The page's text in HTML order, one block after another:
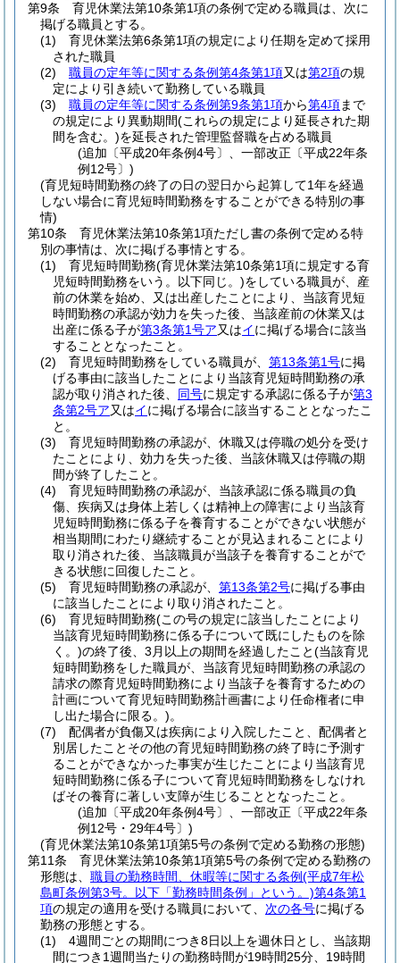
第9条
育児休業法第10条第1項の条例で定める職員は、次に
掲げる職員とする。
(1)
育児休業法第6条第1項の規定により任期を定めて採用
された職員
(2)
職員の定年等に関する条例第4条第1項又は第2項の規
定により引き続いて勤務している職員
(3)
職員の定年等に関する条例第9条第1項から第4項まで
の規定により異動期間(これらの規定により延長された期
間を含む。)を延長された管理監督職を占める職員
(追加〔平成20年条例4号〕、一部改正〔平成22年条
例12号〕)
(育児短時間勤務の終了の日の翌日から起算して1年を経過
しない場合に育児短時間勤務をすることができる特別の事
情)
第10条
育児休業法第10条第1項ただし書の条例で定める特
別の事情は、次に掲げる事情とする。
(1)
育児短時間勤務(育児休業法第10条第1項に規定する育
児短時間勤務をいう。以下同じ。)をしている職員が、産
前の休業を始め、又は出産したことにより、当該育児短
時間勤務の承認が効力を失った後、当該産前の休業又は
出産に係る子が第3条第1号ア又はイに掲げる場合に該当
することとなったこと。
(2)
育児短時間勤務をしている職員が、 第13条第1号に掲
げる事由に該当したことにより当該育児短時間勤務の承
認が取り消された後、 同号に規定する承認に係る子が第3
条第2号ア又はイに掲げる場合に該当することとなったこ
と。
(3)
育児短時間勤務の承認が、休職又は停職の処分を受け
たことにより、効力を失った後、当該休職又は停職の期
間が終了したこと。
(4)
育児短時間勤務の承認が、当該承認に係る職員の負
傷、疾病又は身体上若しくは精神上の障害により当該育
児短時間勤務に係る子を養育することができない状態が
相当期間にわたり継続することが見込まれることにより
取り消された後、当該職員が当該子を養育することがで
きる状態に回復したこと。
(5)
育児短時間勤務の承認が、 第13条第2号に掲げる事由
に該当したことにより取り消されたこと。
(6)
育児短時間勤務(この号の規定に該当したことにより
当該育児短時間勤務に係る子について既にしたものを除
く。)の終了後、3月以上の期間を経過したこと(当該育児
短時間勤務をした職員が、当該育児短時間勤務の承認の
請求の際育児短時間勤務により当該子を養育するための
計画について育児短時間勤務計画書により任命権者に申
し出た場合に限る。)。
(7)
配偶者が負傷又は疾病により入院したこと、配偶者と
別居したことその他の育児短時間勤務の終了時に予測す
ることができなかった事実が生じたことにより当該育児
短時間勤務に係る子について育児短時間勤務をしなけれ
ばその養育に著しい支障が生じることとなったこと。
(追加〔平成20年条例4号〕、一部改正〔平成22年条
例12号・29年4号〕)
(育児休業法第10条第1項第5号の条例で定める勤務の形態)
第11条
育児休業法第10条第1項第5号の条例で定める勤務の
形態は、 職員の勤務時間、休暇等に関する条例(平成7年松
島町条例第3号。以下「勤務時間条例」という。)第4条第1
項の規定の適用を受ける職員において、 次の各号に掲げる
勤務の形態とする。
(1)
4週間ごとの期間につき8日以上を週休日とし、当該期
間につき1週間当たりの勤務時間が19時間25分、19時間